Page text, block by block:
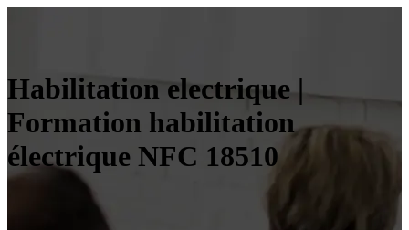
Habilita­tion electrique |
Formation habilita­tion
électrique NFC 18510